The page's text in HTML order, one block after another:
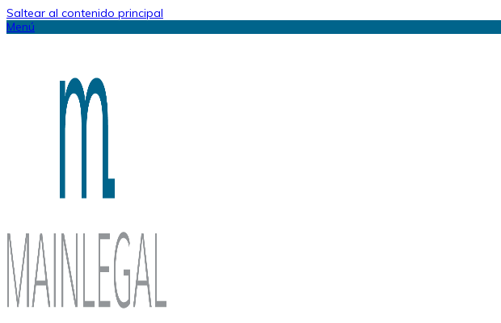
Saltear al contenido principal
Menú